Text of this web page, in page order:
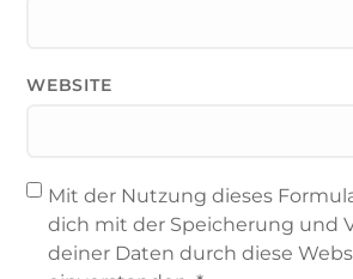
WEBSITE
Mit der Nutzung dieses
dich mit der Speicherung und
deiner Daten durch diese